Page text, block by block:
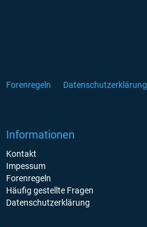
Forenregeln Datenschutzerklärung
Informationen
Kontakt
Impessum
Forenregeln
Häufig gestellte Fragen
Datenschutzerklärung